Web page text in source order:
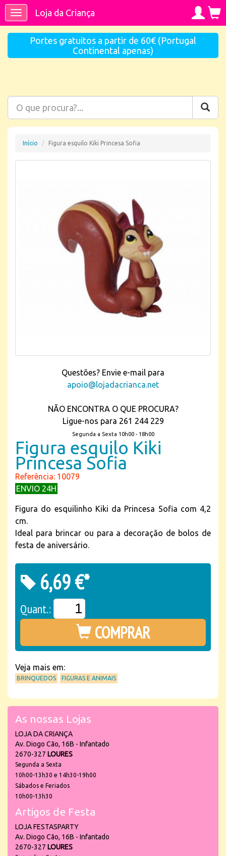
ToggleLoja da Criança
Portes gratuitos a partir de 60€ (Portugal
Continental apenas)
Início Figura esquilo Kiki Princesa Sofia
Questões? Envie e-mail para
apoio@lojadacrianca.net
NÃO ENCONTRA O QUE PROCURA?
Ligue-nos para 261 244 229
Segunda a Sexta 10h00 - 18h00
Figura esquilo Kiki
Princesa Sofia
Referência: 10079
ENVIO 24H
Figura do esquilinho Kiki da Princesa Sofia com 4,2
cm.
Ideal para brincar ou para a decoração de bolos de
festa de aniversário.
6,69 €*
Quant.:
COMPRAR
Veja mais em:
BRINQUEDOS FIGURAS E ANIMAIS
As nossas Lojas
LOJA DA CRIANÇA
Av. Diogo Cão, 16B - Infantado
2670-327 LOURES
Segunda a Sexta
10h00-13h30 e 14h30-19h00
Sábados e Feriados
10h00-13h30
Artigos de Festa
LOJA FESTASPARTY
Av. Diogo Cão, 16B - Infantado
2670-327 LOURES